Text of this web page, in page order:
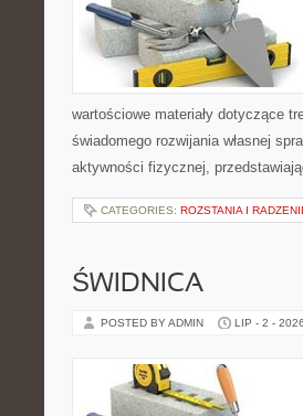
wartościowe materiały dotyczące
świadomego rozwijania własnej
aktywności fizycznej,
CATEGORIES: ROZSTANIA I
ŚWIDNICA
POSTED BY ADMIN LIP - 2 - 2026